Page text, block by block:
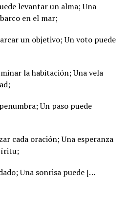
levantar un alma; Una
en el mar;
un objetivo; Un voto puede
la habitación; Una vela
Un paso puede
cada oración; Una esperanza
Una sonrisa puede […